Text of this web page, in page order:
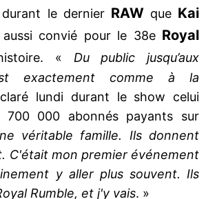
le dernier RAW que Kai
convié pour le 38eRoyal
« Du public jusqu’aux
exactement comme à la
lundi durant le show celui
700 000 abonnés payants sur
véritable famille. Ils donnent
C'était mon premier événement
y aller plus souvent. Ils
Rumble, et j'y vais. »